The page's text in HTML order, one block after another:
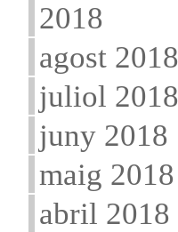
2018
agost 2018
juliol 2018
juny 2018
maig 2018
abril 2018